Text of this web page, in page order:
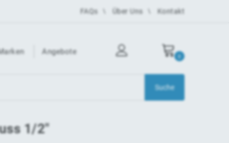
FAQs Über Uns Kontakt
Angebote
1/2"